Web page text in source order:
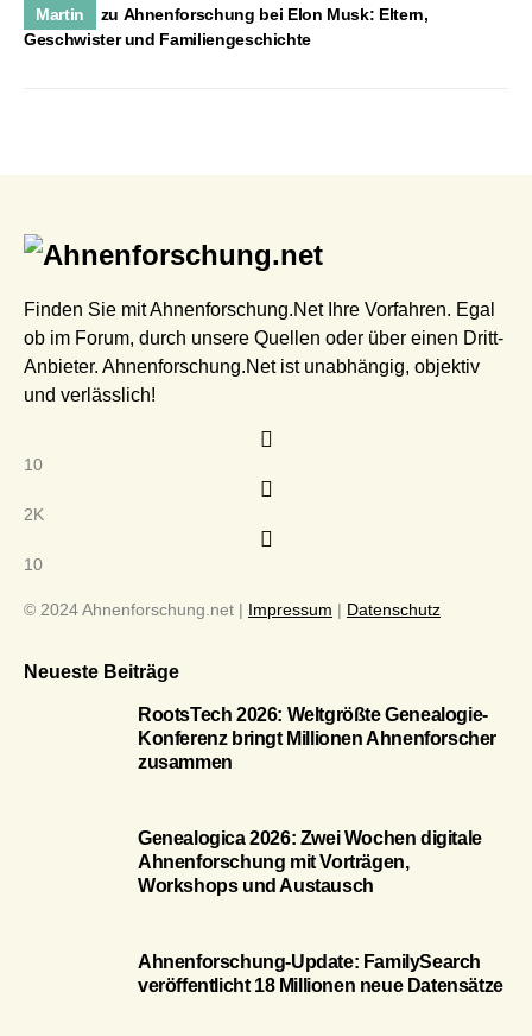
Martin zu Ahnenforschung bei Elon Musk: Eltern,
Geschwister und Familiengeschichte
Finden Sie mit Ahnenforschung.Net Ihre Vorfahren. Egal
ob im Forum, durch unsere Quellen oder über einen Dritt-
Anbieter. Ahnenforschung.Net ist unabhängig, objektiv
und verlässlich!
10
2K
10
© 2024 Ahnenforschung.net | Impressum | Datenschutz
Neueste Beiträge
RootsTech 2026: Weltgrößte Genealogie-
Konferenz bringt Millionen Ahnenforscher
zusammen
Genealogica 2026: Zwei Wochen digitale
Ahnenforschung mit Vorträgen,
Workshops und Austausch
Ahnenforschung-Update: FamilySearch
veröffentlicht 18 Millionen neue Datensätze